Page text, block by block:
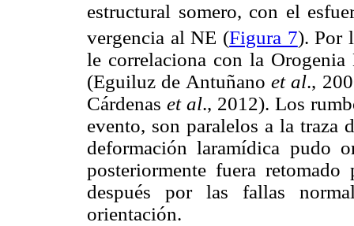
estructural somero, con el
vergencia al NE (Figura 7). Por
le correlaciona con la Orogenia
(Eguiluz de Antuñano et al.,
Cárdenas et al., 2012). Los
evento, son paralelos a la
deformación laramídica pudo
posteriormente fuera
después por las fallas
orientación.